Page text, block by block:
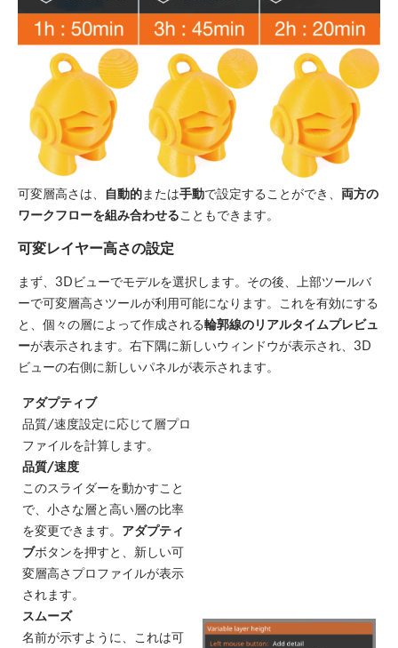
可変層高さは、 自動的または手動で設定することができ、 両方の
ワークフローを組み合わせることもできます。
可変レイヤー高さの設定
まず、3Dビューでモデルを選択します。その後、上部ツールバ
ーで可変層高さツールが利用可能になります。これを有効にする
と、個々の層によって作成される輪郭線のリアルタイムプレビュ
ーが表示されます。右下隅に新しいウィンドウが表示され、3D
ビューの右側に新しいパネルが表示されます。
アダプティブ
品質/速度設定に応じて層プロ
ファイルを計算します。
品質/速度
このスライダーを動かすこと
で、小さな層と高い層の比率
を変更できます。 アダプティ
ブボタンを押すと、新しい可
変層高さプロファイルが表示
されます。
スムーズ
名前が示すように、これは可